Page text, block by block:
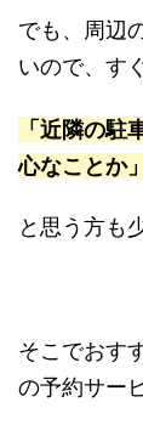
でも、周辺
いので、す
「近隣の駐
心なことか」
と思う方も
そこでおす
の予約サー